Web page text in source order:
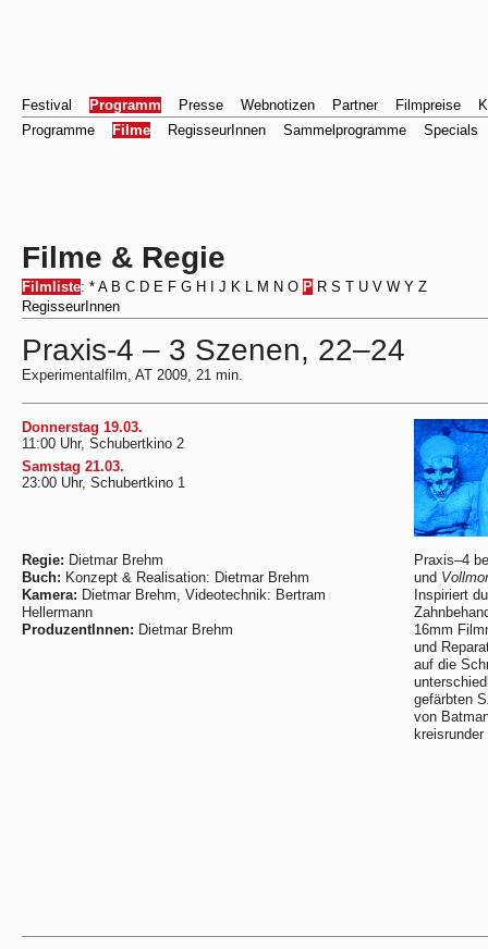
Festival Programm Presse Webnotizen Partner Filmpreise
Programme
Filme RegisseurInnen Sammelprogramme Specials
Filme & Regie
Filmliste: * A B C D E F G H J K L M N O P R S T U V W Y Z
RegisseurInnen
Praxis-4 – 3 Szenen, 22–24
Experimentalfilm, AT 2009, 21 min.
Donnerstag 19.03.
11:00 Uhr, Schubertkino 2
Samstag 21.03.
23:00 Uhr, Schubertkino 1
Regie: Dietmar Brehm
Buch: Konzept & Realisation: Dietmar Brehm
Kamera: Dietmar Brehm, Videotechnik: Bertram
Hellermann
ProduzentInnen: Dietmar Brehm
Praxis–4
und
Inspiriert
16mm
und
auf die
gefärbten
von